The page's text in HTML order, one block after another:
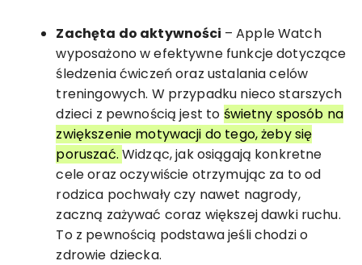
Zachęta do aktywności – Apple Watch
wyposażono w efektywne funkcje dotyczące
śledzenia ćwiczeń oraz ustalania celów
treningowych. W przypadku nieco starszych
dzieci z pewnością jest to świetny sposób na
zwiększenie motywacji do tego, żeby się
poruszać. Widząc, jak osiągają konkretne
cele oraz oczywiście otrzymując za to od
rodzica pochwały czy nawet nagrody,
zaczną zażywać coraz większej dawki ruchu.
To z pewnością podstawa jeśli chodzi o
zdrowie dziecka.